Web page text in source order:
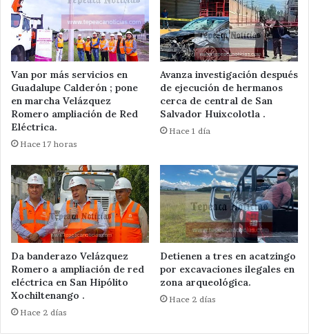
Van por más servicios en
Guadalupe Calderón ; pone
en marcha Velázquez
Romero ampliación de Red
Eléctrica.
Hace 17 horas
Avanza investigación después
de ejecución de hermanos
cerca de central de San
Salvador Huixcolotla .
Hace 1 día
Da banderazo Velázquez
Romero a ampliación de red
eléctrica en San Hipólito
Xochiltenango .
Hace 2 días
Detienen a tres en acatzingo
por excavaciones ilegales en
zona arqueológica.
Hace 2 días